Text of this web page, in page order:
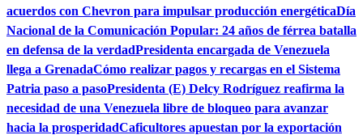
acuerdos con Chevron para impulsar producción energéticaDía
Nacional de la Comunicación Popular: 24 años de férrea batalla
en defensa de la verdadPresidenta encargada de Venezuela
llega a GrenadaCómo realizar pagos y recargas en el Sistema
Patria paso a pasoPresidenta (E) Delcy Rodríguez reafirma la
necesidad de una Venezuela libre de bloqueo para avanzar
hacia la prosperidadCaficultores apuestan por la exportación